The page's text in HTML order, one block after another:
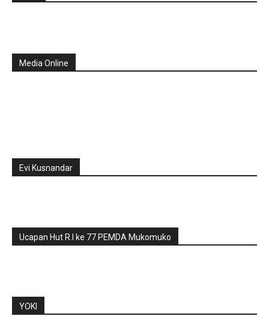
Media Online
Evi Kusnandar
Ucapan Hut R.I ke 77 PEMDA Mukomuko
YOKI